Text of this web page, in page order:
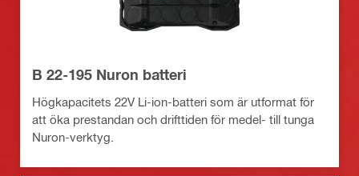
B 22-195 Nuron batteri
Högkapacitets 22V Li-ion-batteri som är utformat för
att öka prestandan och drifttiden för medel- till tunga
Nuron-verktyg.